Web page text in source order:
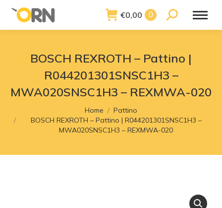
€0,00 0 Search:
BOSCH REXROTH – Pattino |
R044201301SNSC1H3 –
MWA020SNSC1H3 – REXMWA-020
Home
Pattino
BOSCH REXROTH – Pattino | R044201301SNSC1H3 –
MWA020SNSC1H3 – REXMWA-020